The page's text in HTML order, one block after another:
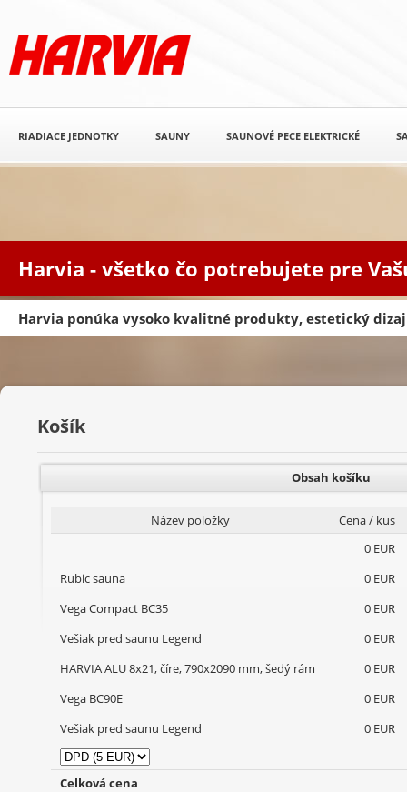
Harvia - všetko čo potrebujete pre
Harvia ponúka vysoko kvalitné produkty, estetický
RIADIACE JEDNOTKY SAUNY SAUNOVÉ PECE ELEKTRICKÉ
Košík
Obsah košíku
Název položky
Cena / kus
0 EUR
Rubic sauna
0 EUR
Vega Compact BC35
0 EUR
Vešiak pred saunu Legend
0 EUR
HARVIA ALU 8x21, číre, 790x2090 mm, šedý rám
0 EUR
Vega BC90E
0 EUR
Vešiak pred saunu Legend
0 EUR
Celková cena